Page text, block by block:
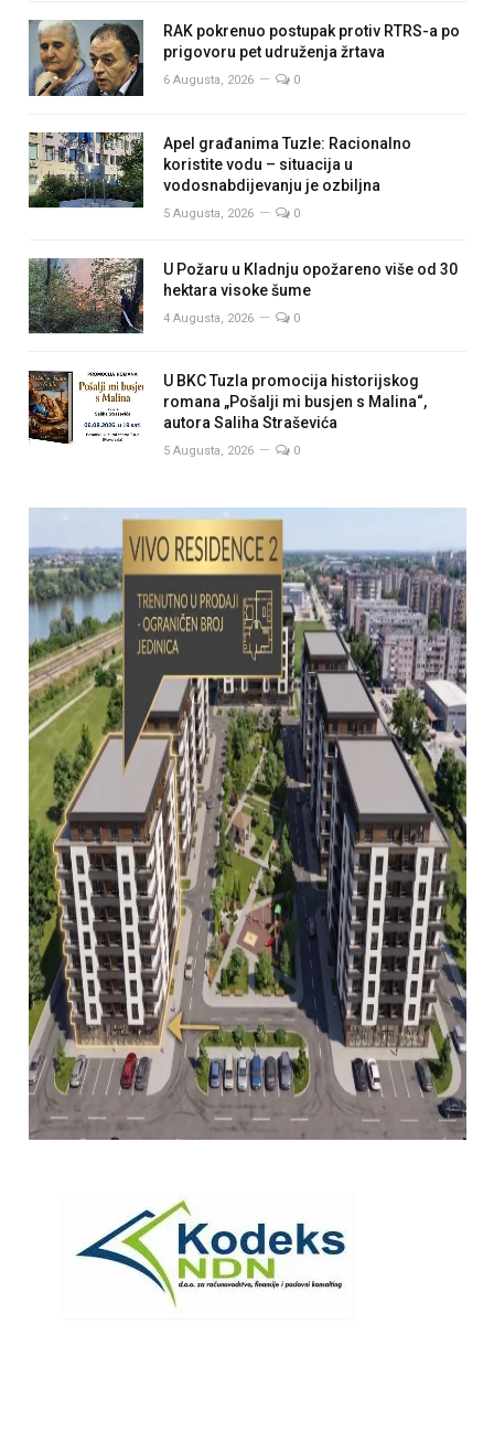
RAK pokrenuo postupak protiv RTRS-a po
prigovoru pet udruženja žrtava
6 Augusta, 2026 0
Apel građanima Tuzle: Racionalno
koristite vodu – situacija u
vodosnabdijevanju je ozbiljna
5 Augusta, 2026 0
U Požaru u Kladnju opožareno više od 30
hektara visoke šume
4 Augusta, 2026 0
U BKC Tuzla promocija historijskog
romana „Pošalji mi busjen s Malina“,
autora Saliha Straševića
5 Augusta, 2026 0